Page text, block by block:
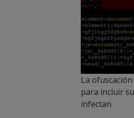
La
para incluir
infectan